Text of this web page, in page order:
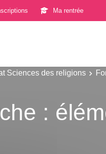
Ma rentrée
Sciences des religions
: